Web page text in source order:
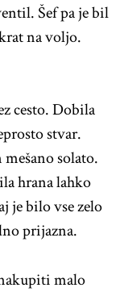
Šef pa je bil
na voljo.
cesto. Dobila
stvar.
solato.
hrana lahko
je bilo vse zelo
prijazna.
malo